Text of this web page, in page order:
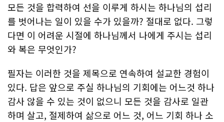
모든 것을 합력하여 선을 이루게 하시는 하나님의 섭리
를 벗어나는 일이 있을 수가 있을까? 절대로 없다. 그렇
다면 이 어려운 시절에 하나님께서 나에게 주시는 섭리
와 복은 무엇인가?
필자는 이러한 것을 제목으로 연속하여 설교한 경험이
있다. 답은 앞으로 주실 하나님의 기회에는 어느것 하나
감사 않을 수 있는 것이 없으니 모든 것을 감사로 일관
하며 살고, 절제하여 삶으로 어느 것, 어느 기회 하나 소